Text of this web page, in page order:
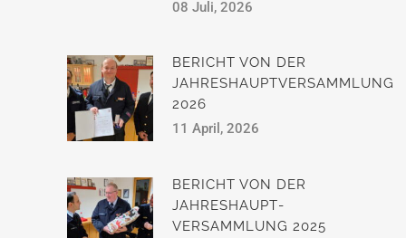
08 Juli, 2026
BERICHT VON DER
JAHRESHAUPTVERSAMMLUNG
2026
11 April, 2026
BERICHT VON DER
JAHRESHAUPT­
VERSAMMLUNG 2025